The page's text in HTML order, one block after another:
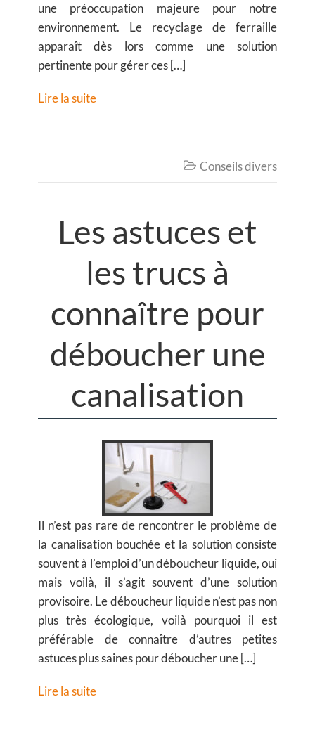
une préoccupation majeure pour notre
environnement. Le recyclage de ferraille
apparaît dès lors comme une solution
pertinente pour gérer ces […]
Lire la suite
 Conseils divers
Les astuces et
les trucs à
connaître pour
déboucher une
canalisation
Il n’est pas rare de rencontrer le problème de
la canalisation bouchée et la solution consiste
souvent à l’emploi d’un déboucheur liquide, oui
mais voilà, il s’agit souvent d’une solution
provisoire. Le déboucheur liquide n’est pas non
plus très écologique, voilà pourquoi il est
préférable de connaître d’autres petites
astuces plus saines pour déboucher une […]
Lire la suite